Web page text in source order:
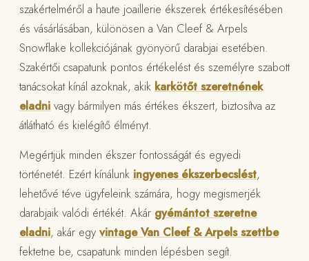
szakértelméről a haute joaillerie ékszerek értékesítésében
és vásárlásában, különösen a Van Cleef & Arpels
Snowflake kollekciójának gyönyörű darabjai esetében.
Szakértői csapatunk pontos értékelést és személyre szabott
tanácsokat kínál azoknak, akik karkötőt szeretnének
eladni vagy bármilyen más értékes ékszert, biztosítva az
átlátható és kielégítő élményt.
Megértjük minden ékszer fontosságát és egyedi
történetét. Ezért kínálunk ingyenes ékszerbecslést,
lehetővé téve ügyfeleink számára, hogy megismerjék
darabjaik valódi értékét. Akár gyémántot szeretne
eladni, akár egy vintage Van Cleef & Arpels szettbe
fektetne be, csapatunk minden lépésben segít.